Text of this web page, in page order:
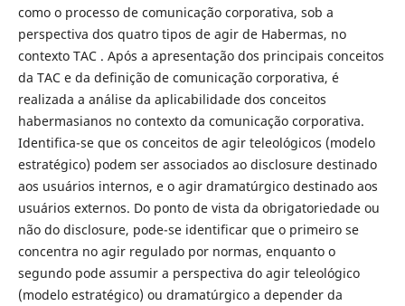
como o processo de comunicação corporativa, sob a
perspectiva dos quatro tipos de agir de Habermas, no
contexto TAC . Após a apresentação dos principais conceitos
da TAC e da definição de comunicação corporativa, é
realizada a análise da aplicabilidade dos conceitos
habermasianos no contexto da comunicação corporativa.
Identifica-se que os conceitos de agir teleológicos (modelo
estratégico) podem ser associados ao disclosure destinado
aos usuários internos, e o agir dramatúrgico destinado aos
usuários externos. Do ponto de vista da obrigatoriedade ou
não do disclosure, pode-se identificar que o primeiro se
concentra no agir regulado por normas, enquanto o
segundo pode assumir a perspectiva do agir teleológico
(modelo estratégico) ou dramatúrgico a depender da